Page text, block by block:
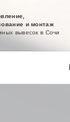
и монтаж
вывесок в Сочи